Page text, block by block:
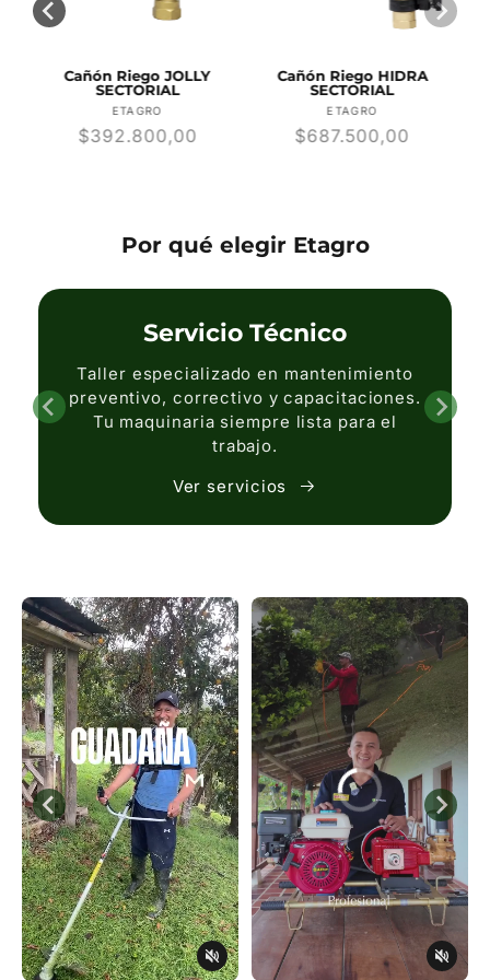
Cañón Riego JOLLY
SECTORIAL
Proveedor:
ETAGRO
Precio
$392.800,00
Cañón Riego HIDRA
SECTORIAL
Proveedor:
ETAGRO
Precio
$687.500,00
Por qué elegir Etagro
Servicio Técnico
Taller especializado en mantenimiento
preventivo, correctivo y capacitaciones.
Tu maquinaria siempre lista para el
trabajo.
Ver servicios